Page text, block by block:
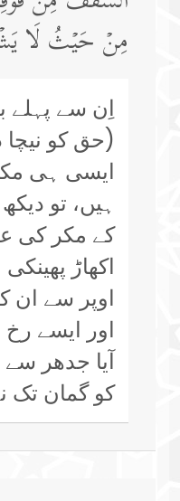
مِنۡ حَیۡثُ لَا
اِن سے
(حق کو نیچا
ایسی ہی
ہیں، تو
کے مکر کی
اکھاڑ
اوپر سے ان
اور ایسے
آیا جدھر
کو گمان تک